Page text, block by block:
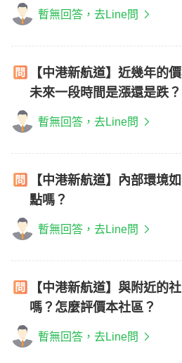
暫無回答，去Line問
【中港新航道】近幾年的
未來一段時間是漲還是跌？
暫無回答，去Line問
【中港新航道】內部環境
點嗎？
暫無回答，去Line問
【中港新航道】與附近的
嗎？怎麼評價本社區？
暫無回答，去Line問